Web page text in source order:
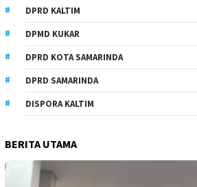
DPRD KALTIM
DPMD KUKAR
DPRD KOTA SAMARINDA
DPRD SAMARINDA
DISPORA KALTIM
BERITA UTAMA